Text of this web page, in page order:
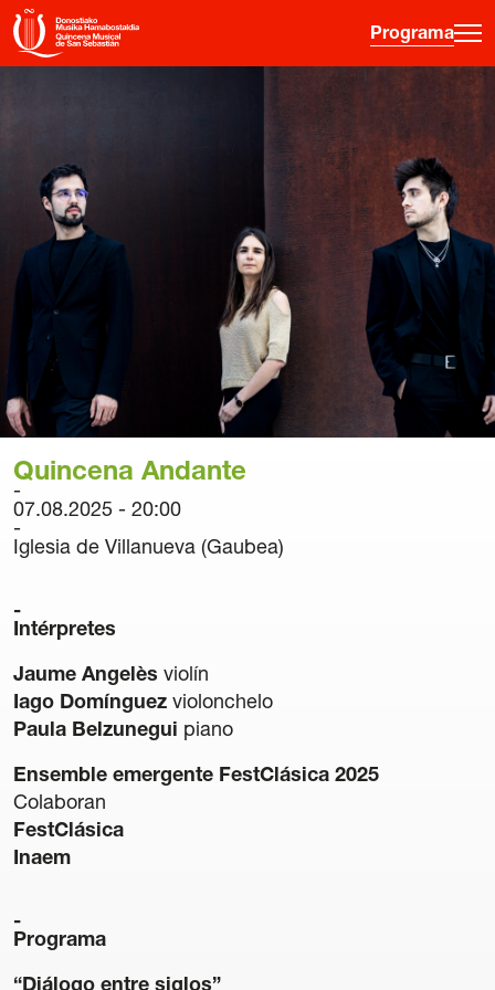
Programa
EN
Programa
Otras Actividades
Información entradas
Guía para principiantes
Hora joven
La Quincena
Historia
Ediciones anteriores
Sedes Habituales
Hazte Amigo
Amigos
Quincena Andante
07.08.2025 - 20:00
Iglesia de Villanueva (Gaubea)
Intérpretes
Jaume Angelès violín
Iago Domínguez violonchelo
Paula Belzunegui piano
Ensemble emergente FestClásica 2025
Colaboran
FestClásica
Inaem
Programa